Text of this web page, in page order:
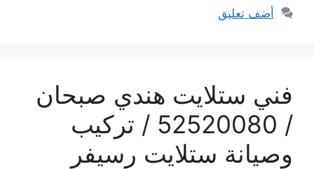
أضف تعليق
فني ستلايت هندي صبحان
/ 52520080 / تركيب
وصيانة ستلايت رسيفر